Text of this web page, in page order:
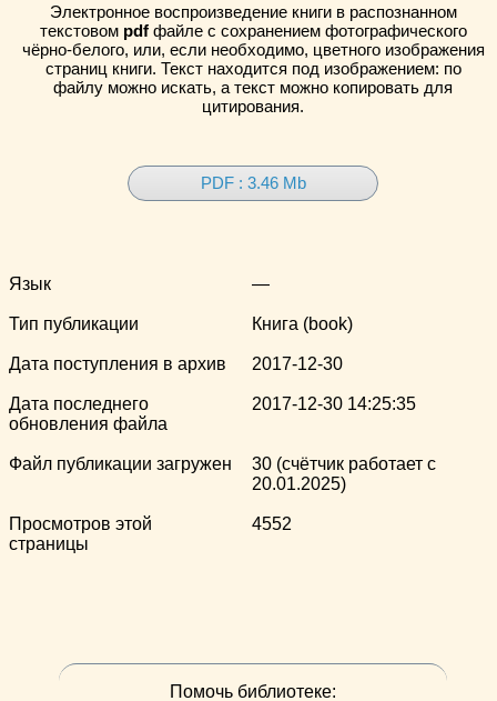
Электронное воспроизведение книги в распознанном
текстовом pdfфайле с сохранением фотографического
чёрно-белого, или, если необходимо, цветного изображения
страниц книги. Текст находится под изображением: по
файлу можно искать, а текст можно копировать для
цитирования.
PDF : 3.46 Mb
Язык —
Тип публикации Книга (book)
Дата поступления в архив 2017-12-30
Дата последнего
обновления файла
2017-12-30 14:25:35
Файл публикации загружен
30 (счётчик работает с
20.01.2025)
Просмотров этой
страницы
4552
Помочь библиотеке: